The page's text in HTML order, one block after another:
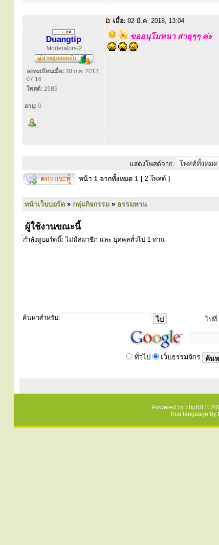
เมื่อ: 02 มี.ค. 2018, 13:04
Duangtip
Moderators-2
ลงทะเบียนเมื่อ: 30 ก.ย. 2013,
07:16
โพสต์: 2585
อายุ: 0
ขออนุโมทนา สาธุๆๆ ค่ะ
แสดงโพสต์จาก:
หน้า 1 จากทั้งหมด 1 [ 2 โพสต์ ]
หน้าเว็บบอร์ด » กลุ่มกิจกรรม » ธรรมทาน
ผู้ใช้งานขณะนี้
่กำลังดูบอร์ดนี้: ไม่มีสมาชิก และ บุคคลทั่วไป 1 ท่าน
ค้นหาสำหรับ: ไปที่:
ทั่วไป เว็บธรรมจักร
Powered by phpBB ©
Thai language by